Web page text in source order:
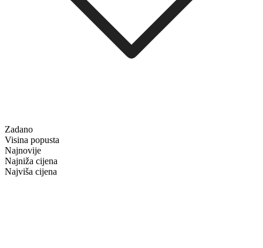
Zadano
Visina popusta
Najnovije
Najniža cijena
Najviša cijena